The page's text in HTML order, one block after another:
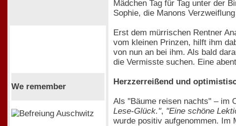
We remember
Mädchen Tag für Tag unter der
Sophie, die Manons
Erst dem mürrischen Rentner
vom kleinen Prinzen, hilft ihm
von nun an bei ihm. Als bald
die Vermisste suchen. Eine
Herzzerreißend und
Als "Bäume reisen nachts" – im
Lese-Glück.", "Eine schöne
wurde positiv aufgenommen. Im